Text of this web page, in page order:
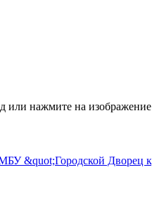
или нажмите на изображение